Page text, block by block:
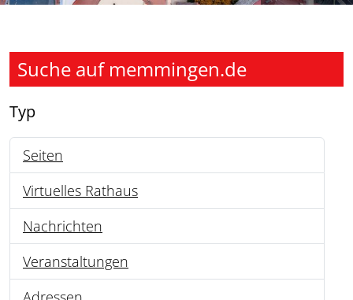
Suche auf memmingen.de
Typ
Seiten
Virtuelles Rathaus
Nachrichten
Veranstaltungen